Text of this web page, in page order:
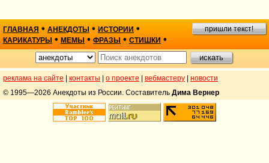
ГЛАВНАЯ • АНЕКДОТЫ • ИСТОРИИ •
КАРИКАТУРЫ • МЕМЫ • ФРАЗЫ • СТИШКИ •
пришли текст!
реклама на сайте контакты о проекте вебмастеру
новости
© 1995—2026 Анекдоты из России. Составитель Дима Вернер